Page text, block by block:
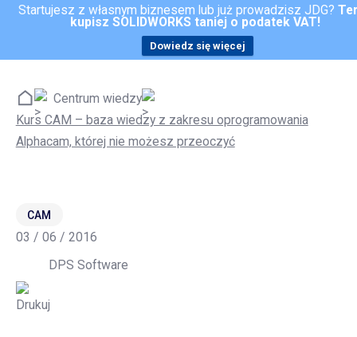
Startujesz z własnym biznesem lub już prowadzisz JDG?
kupisz SOLIDWORKS taniej o podatek VAT!
Dowiedz się więcej
Kontakt
Centrum wiedzy
Kurs CAM – baza wiedzy z zakresu oprogramowania
Alphacam, której nie możesz przeoczyć
CAM
03 / 06 / 2016
DPS Software